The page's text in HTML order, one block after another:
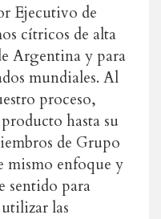
Ejecutivo de
cítricos de alta
Argentina y para
mundiales. Al
proceso,
hasta su
de Grupo
mismo enfoque y
sentido para
las